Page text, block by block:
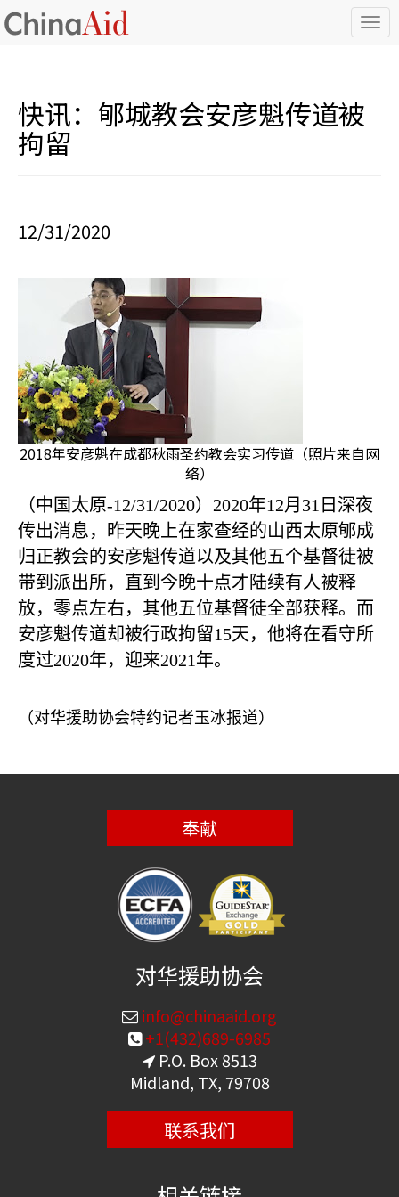
T
o
快讯：郇城教会安彦魁传道被
拘留
12/31/2020
2018年安彦魁在成都秋雨圣约教会实习传道（照片来自网
络）
（中国太原-12/31/2020） 2020年12月 31 日深夜
传出消息，昨天晚上在家查经的山西太原郇成
归正教会的安彦魁传道以及其他五个基督徒被
带到派出所，直到今晚十点才陆续有人被释
放，零点左右，其他五位基督徒全部获释。而
安彦魁传道却被行政拘留15天，他将在看守所
度过2020年，迎来2021年。
（对华援助协会特约记者玉冰报道）
奉献
对华援助协会
info@chinaaid.org
+1(432)689-6985
P.O. Box 8513
Midland, TX, 79708
联系我们